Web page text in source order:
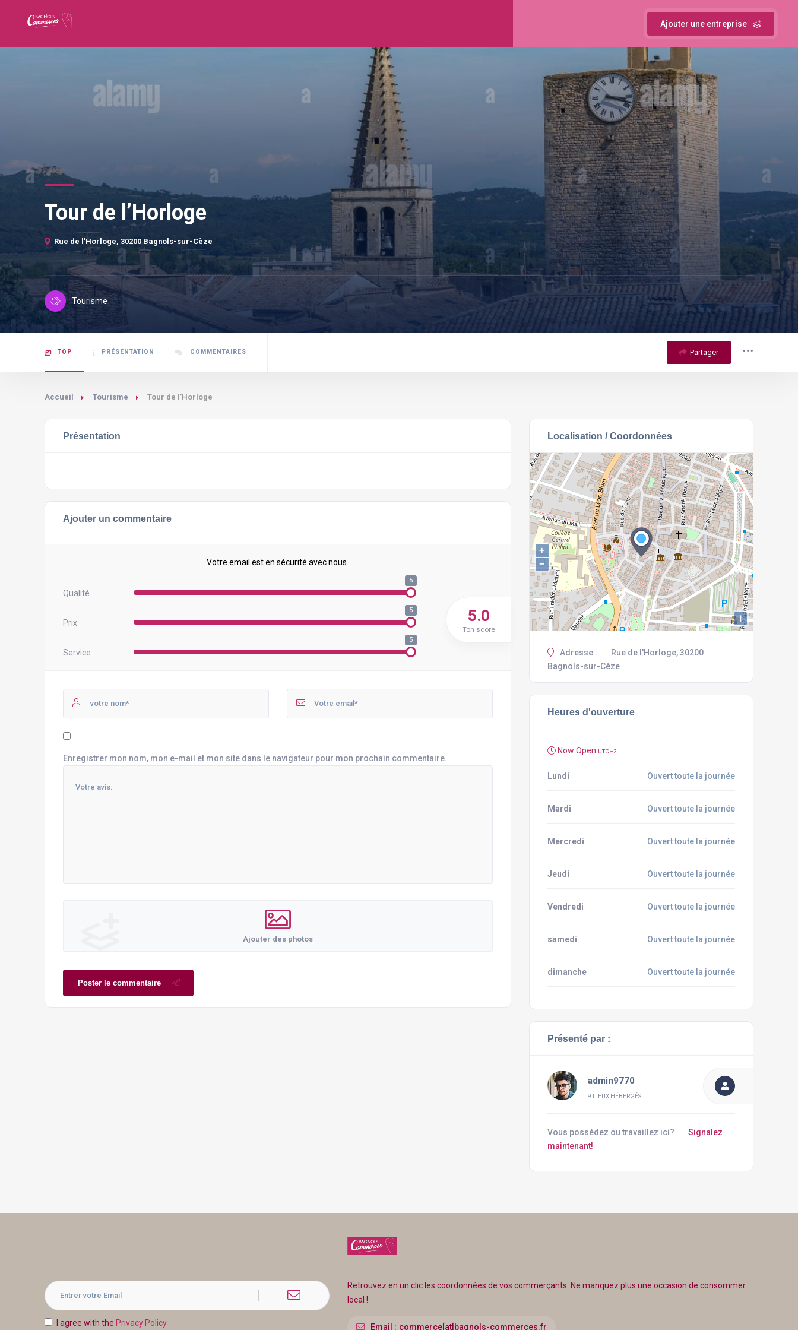
Ajouter une entreprise
Tour de l’Horloge
Rue de l'Horloge, 30200 Bagnols-sur-Cèze
Tourisme
TOP PRÉSENTATION COMMENTAIRES Partager
Accueil Tourisme Tour de l’Horloge
Présentation
Ajouter un commentaire
Votre email est en sécurité avec nous.
Qualité
5
Prix
5
Service
5
5.0
Ton score
Enregistrer mon nom, mon e-mail et mon site dans le navigateur pour mon prochain commentaire.
Ajouter des photos
Poster le commentaire
Localisation / Coordonnées
+
−
i
Adresse :
Rue de l'Horloge, 30200
Bagnols-sur-Cèze
Heures d'ouverture
Now Open UTC +2
Lundi Ouvert toute la journée
Mardi Ouvert toute la journée
Mercredi Ouvert toute la journée
Jeudi Ouvert toute la journée
Vendredi Ouvert toute la journée
samedi Ouvert toute la journée
dimanche Ouvert toute la journée
Présenté par :
admin9770
9 LIEUX HÉBERGÉS
Vous possédez ou travaillez ici?
Signalez
maintenant!
I agree with the Privacy Policy
Retrouvez en un clic les coordonnées de vos commerçants. Ne manquez plus une occasion de consommer
local !
Email : commerce[at]bagnols-commerces.fr